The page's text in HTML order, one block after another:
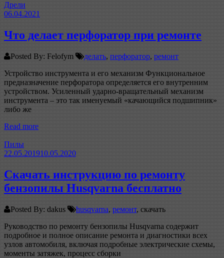
Дрели
06.04.2021
Что делает перфоратор при ремонте
Posted By: Felofym делать, перфоратор, ремонт
Устройство инструмента и его механизм Функциональное
предназначение перфоратора определяется его внутренним
устройством. Усиленный ударно-вращательный механизм
инструмента – это так именуемый «качающийся подшипник»
либо же
Read more
Пилы
22.05.201910.05.2020
Скачать инструкцию по ремонту
бензопилы Husqvarna бесплатно
Posted By: dakus husqvarna, ремонт, скачать
Руководство по ремонту бензопилы Husqvarna содержит
подробное и полное описание ремонта и диагностики всех
узлов автомобиля, включая подробные электрические схемы,
моменты затяжек, процесс сборки